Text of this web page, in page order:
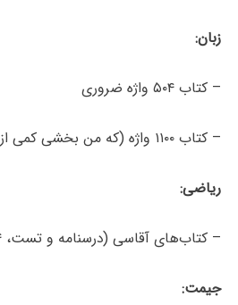
زبان:
– کتاب ۵۰۴ واژه ضروری
– کتاب ۱۱۰۰ واژه (که من بخشی کمی از آن را خواندم)
ریاضی:
– کتاب‌های آقاسی (درسنامه و تست، ۴ جلد)
جیمت: